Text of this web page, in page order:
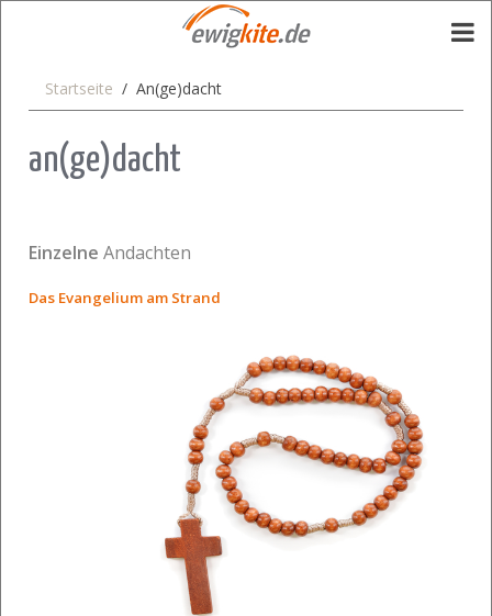
Startseite An(ge)dacht
an(ge)dacht
Einzelne Andachten
Das Evangelium am Strand